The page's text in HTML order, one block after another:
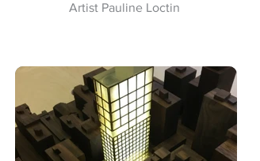
Artist Pauline Loctin